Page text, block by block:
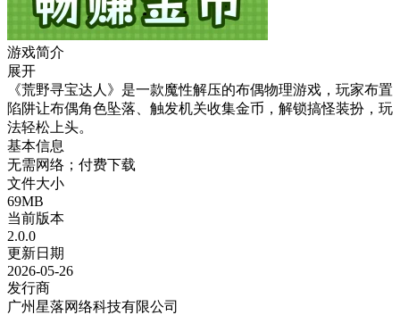
游戏简介
展开
《荒野寻宝达人》是一款魔性解压的布偶物理游戏，玩家布置
陷阱让布偶角色坠落、触发机关收集金币，解锁搞怪装扮，玩
法轻松上头。
基本信息
无需网络；付费下载
文件大小
69MB
当前版本
2.0.0
更新日期
2026-05-26
发行商
广州星落网络科技有限公司